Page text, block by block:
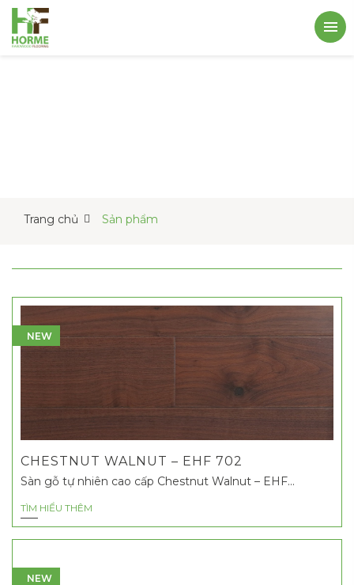
Trang chủ Sản phẩm
NEW
CHESTNUT WALNUT – EHF 702
Sàn gỗ tự nhiên cao cấp Chestnut Walnut – EHF...
TÌM HIỂU THÊM
NEW